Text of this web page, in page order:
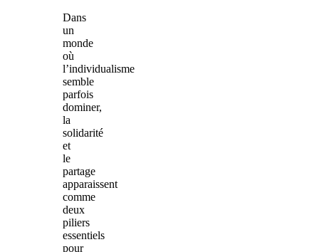
Dans
un
monde
où
l’individualisme
semble
parfois
dominer,
la
solidarité
et
le
partage
apparaissent
comme
deux
piliers
essentiels
pour